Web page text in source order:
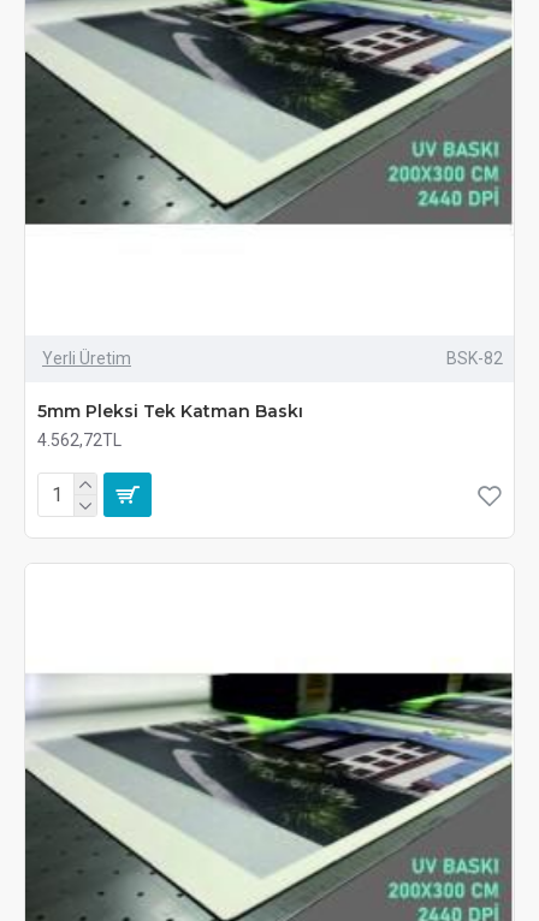
Yerli Üretim BSK-82
5mm Pleksi Tek Katman Baskı
4.562,72TL